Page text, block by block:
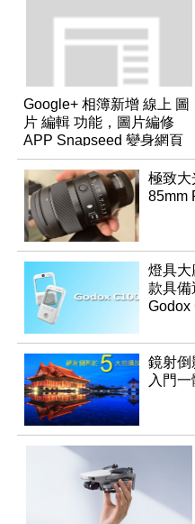
Google+ 相簿新增 線上 圖
片 編輯 功能，圖片編修
APP Snapseed 變身網頁
版
極致大
85mm
燈具大
款具備
Godox
鏡射倒
入門